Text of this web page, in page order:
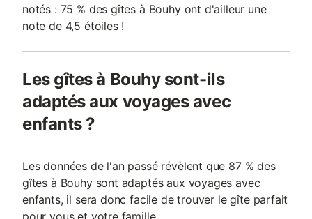
notés : 75 % des gîtes à Bouhy ont d'ailleur une
note de 4,5 étoiles !
Les gîtes à Bouhy sont-ils
adaptés aux voyages avec
enfants ?
Les données de l'an passé révèlent que 87 % des
gîtes à Bouhy sont adaptés aux voyages avec
enfants, il sera donc facile de trouver le gîte parfait
pour vous et votre famille.